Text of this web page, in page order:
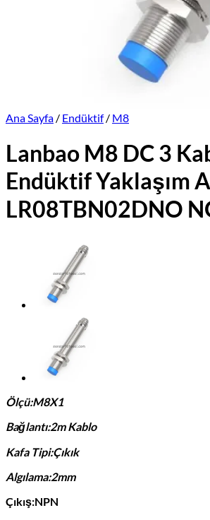
Ana Sayfa / Endüktif / M8
Lanbao M8 DC 3
Endüktif Yaklaşım
LR08TBN02DNO
Ölçü:M8X1
Bağlantı:2m Kablo
Kafa Tipi:Çıkık
Algılama:2mm
Çıkış:NPN